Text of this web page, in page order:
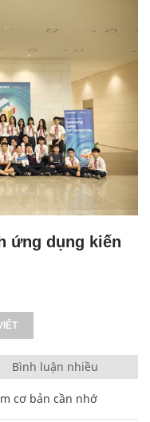
ứng dụng kiến
Bình luận nhiều
cơ bản cần nhớ